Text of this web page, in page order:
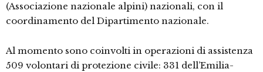
(Associazione nazionale alpini) nazionali, con il
coordinamento del Dipartimento nazionale.
Al momento sono coinvolti in operazioni di assistenza
509 volontari di protezione civile: 331 dell’Emilia-